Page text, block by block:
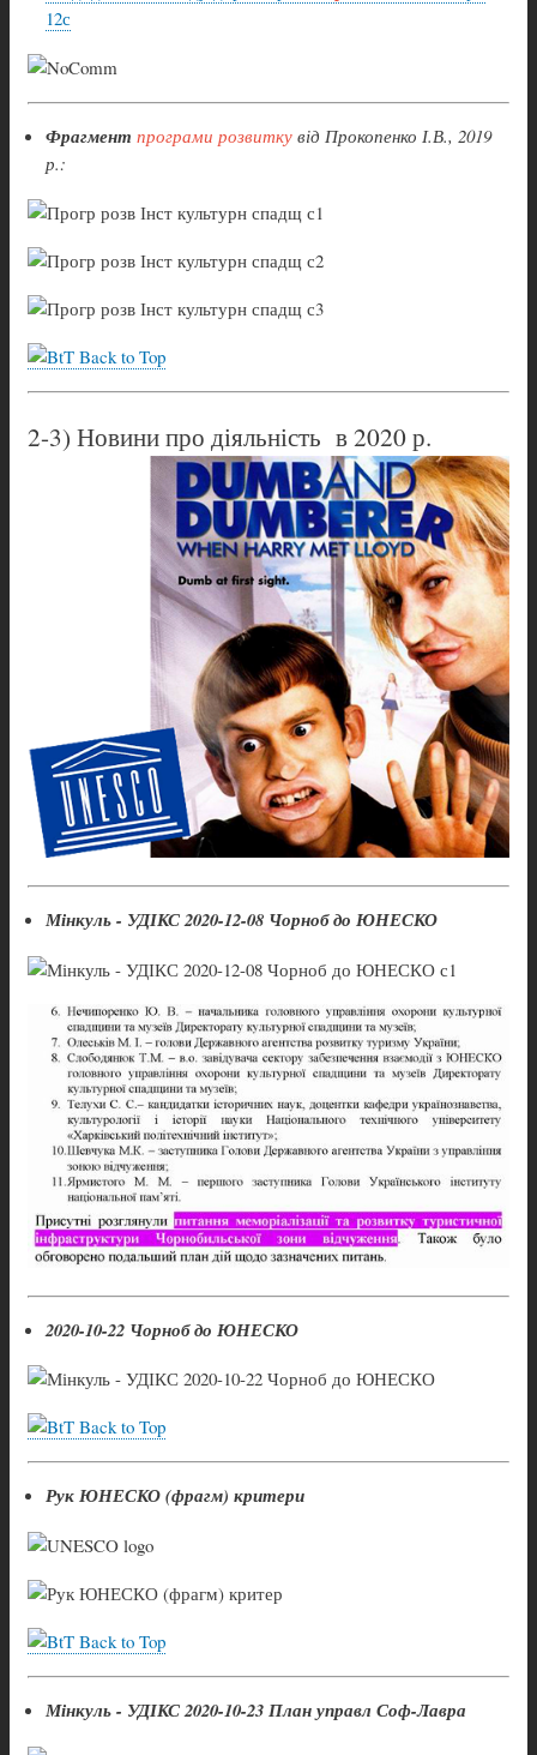
12с
Фрагмент програми розвитку від Прокопенко І.В., 2019
р.:
Back to Top
2-3) Новини про діяльність в 2020 р.
Мінкуль - УДІКС 2020-12-08 Чорноб до ЮНЕСКО
2020-10-22 Чорноб до ЮНЕСКО
Back to Top
Рук ЮНЕСКО (фрагм) критери
Back to Top
Мінкуль - УДІКС 2020-10-23 План управл Соф-Лавра